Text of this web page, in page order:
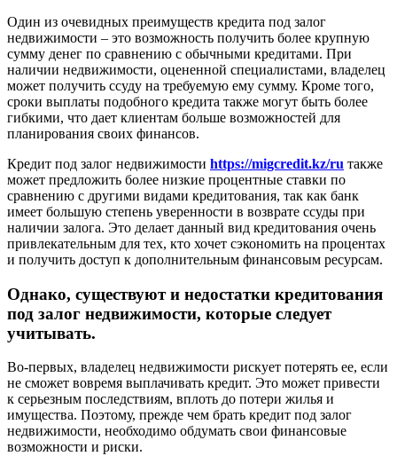
Один из очевидных преимуществ кредита под залог
недвижимости – это возможность получить более крупную
сумму денег по сравнению с обычными кредитами. При
наличии недвижимости, оцененной специалистами, владелец
может получить ссуду на требуемую ему сумму. Кроме того,
сроки выплаты подобного кредита также могут быть более
гибкими, что дает клиентам больше возможностей для
планирования своих финансов.
Кредит под залог недвижимости https://migcredit.kz/ru также
может предложить более низкие процентные ставки по
сравнению с другими видами кредитования, так как банк
имеет большую степень уверенности в возврате ссуды при
наличии залога. Это делает данный вид кредитования очень
привлекательным для тех, кто хочет сэкономить на процентах
и получить доступ к дополнительным финансовым ресурсам.
Однако, существуют и недостатки кредитования
под залог недвижимости, которые следует
учитывать.
Во-первых, владелец недвижимости рискует потерять ее, если
не сможет вовремя выплачивать кредит. Это может привести
к серьезным последствиям, вплоть до потери жилья и
имущества. Поэтому, прежде чем брать кредит под залог
недвижимости, необходимо обдумать свои финансовые
возможности и риски.